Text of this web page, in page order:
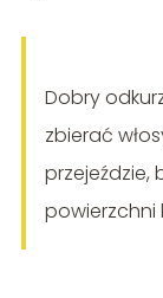
Dobry
zbierać
przejeździe,
powierzchni